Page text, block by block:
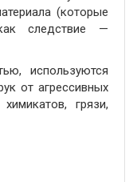
(которые
следствие —
используются
от агрессивных
грязи,